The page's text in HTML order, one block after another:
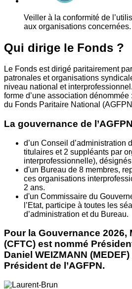
Veiller à la conformité de
aux organisations concernées.
Qui dirige le Fonds ?
Le Fonds est dirigé paritairement
patronales et organisations
niveau national et
forme d’une association
du Fonds Paritaire National
La gouvernance de
d’un Conseil d’administration
titulaires et 2 suppléants par
interprofessionnelle),
d'un Bureau de 8 membres,
ces organisations
2 ans.
d'un Commissaire du
l’Etat, participe à toutes les
d’administration et du Bureau.
Pour la Gouvernance 2026,
(CFTC) est nommé
Daniel WEIZMANN
Président de l’AGFPN.